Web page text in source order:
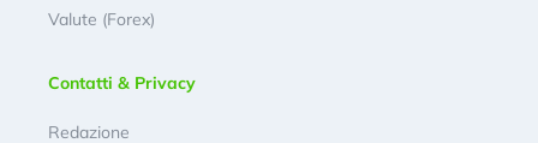
Valute (Forex)
Contatti & Privacy
Redazione